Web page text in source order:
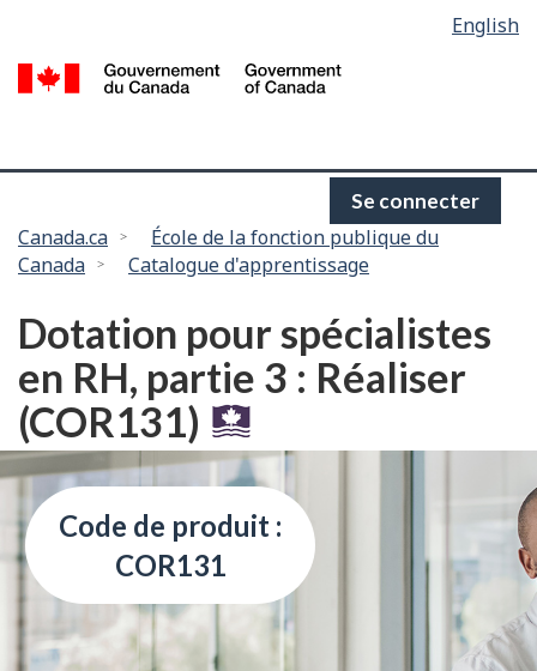
contenu
selection
English
Se connecter
Vous
êtes
Canada.ca
École de la fonction publique du
Canada
Catalogue d'apprentissage
Dotation pour spécialistes
en RH, partie 3 : Réaliser
(COR131)
Code de produit :
COR131